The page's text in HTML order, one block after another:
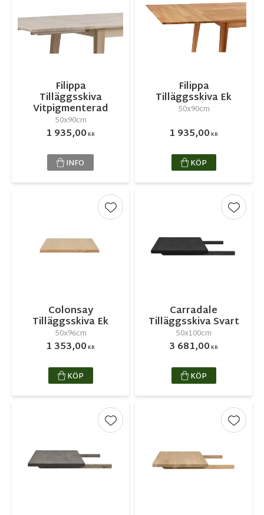
Filippa
Tilläggsskiva
Vitpigmenterad
50x90cm
1 935,00KR
INFO
Filippa
Tilläggsskiva Ek
50x90cm
1 935,00KR
KÖP
Colonsay
Tilläggsskiva Ek
50x96cm
1 353,00KR
Lägg till i favoriter
KÖP
Carradale
Tilläggsskiva Svart
50x100cm
3 681,00KR
Lägg
KÖP
Lägg till i favoriter Lägg